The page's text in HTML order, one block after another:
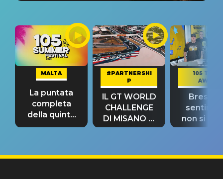
MALTA
La puntata
completa
della quinta
tappa
#PARTNERSHI
P
IL GT WORLD
CHALLENGE
DI MISANO si
riconferma
105 TAKE
AWAY
Bresh:
non si
fino alla